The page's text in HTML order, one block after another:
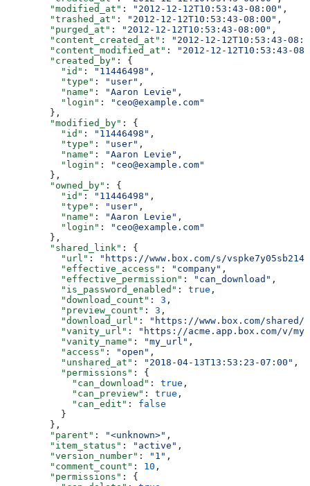
        "modified_at"
: "2012-12-12T10:53:43-08:00" ,
        "trashed_at"
: "2012-12-12T10:53:43-08:00" ,
        "purged_at"
: "2012-12-12T10:53:43-08:00" ,
        "content_created_at"
:
"2012-12-12T10:53:43-
        "content_modified_at"
:
"2012-12-12T10:53:43-
        "created_by"
: {
          "id"
: "11446498" ,
          "type"
: "user" ,
          "name"
: "Aaron Levie" ,
          "login"
:
"ceo@example.com"
        },
        "modified_by"
: {
          "id"
: "11446498" ,
          "type"
: "user" ,
          "name"
: "Aaron Levie" ,
          "login"
:
"ceo@example.com"
        },
        "owned_by"
: {
          "id"
: "11446498" ,
          "type"
: "user" ,
          "name"
: "Aaron Levie" ,
          "login"
:
"ceo@example.com"
        },
        "shared_link"
: {
          "url"
:
"https://www.box.com/s/
          "effective_access"
: "company" ,
          "effective_permission"
: "can_download" ,
          "is_password_enabled"
: true ,
          "download_count"
: 3 ,
          "preview_count"
: 3 ,
          "download_url"
:
"https://www.box.com/
          "vanity_url"
:
"https://acme.app.box.com/v/
          "vanity_name"
: "my_url" ,
          "access"
: "open" ,
          "unshared_at"
: "2018-04-13T13:53:23-07:00" ,
          "permissions"
: {
            "can_download"
: true ,
            "can_preview"
: true ,
            "can_edit"
: false
          }
        },
        "parent"
: "<unknown>" ,
        "item_status"
: "active" ,
        "version_number"
: "1" ,
        "comment_count"
: 10 ,
        "permissions"
: {